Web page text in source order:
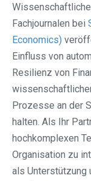
Fachjournalen bei
Economics)
Einfluss von
Resilienz von
Prozesse an der
halten. Als Ihr
hochkomplexen
Organisation zu
als Unterstützung